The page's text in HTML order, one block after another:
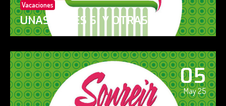
Vacaciones
UNAS VECES SÍ Y OTRAS NO
05
May 25